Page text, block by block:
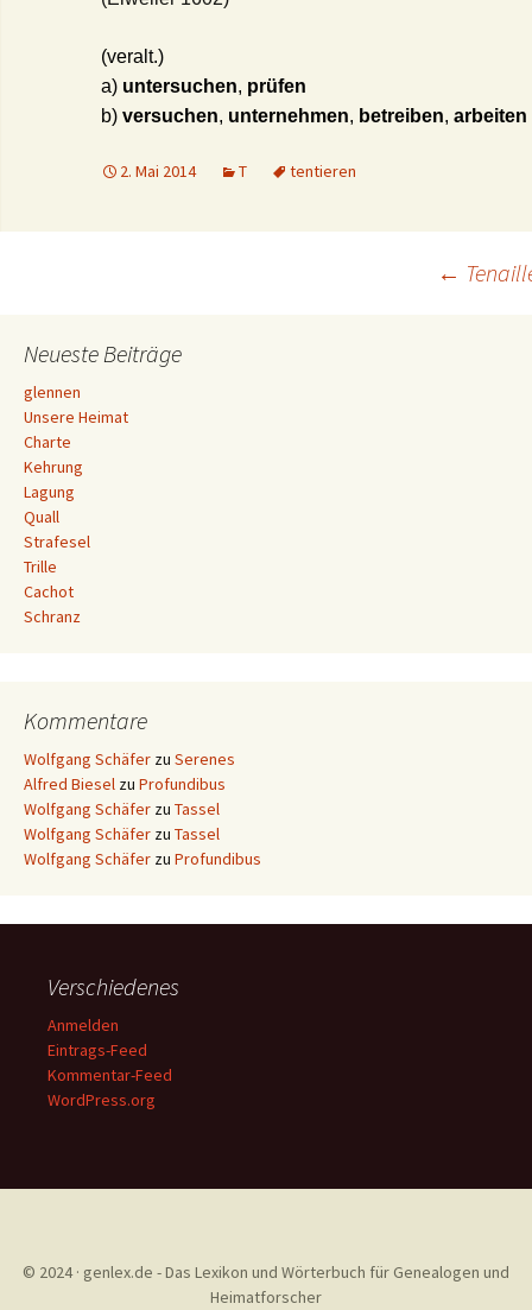
(veralt.)
a) untersuchen, prüfen
b) versuchen, unternehmen, betreiben, arbeiten
2. Mai 2014 T tentieren
Navigation
←
Neueste Beiträge
glennen
Unsere Heimat
Charte
Kehrung
Lagung
Quall
Strafesel
Trille
Cachot
Schranz
Kommentare
Wolfgang Schäfer zu Serenes
Alfred Biesel zu Profundibus
Wolfgang Schäfer zu Tassel
Wolfgang Schäfer zu Tassel
Wolfgang Schäfer zu Profundibus
Verschiedenes
Anmelden
Eintrags-Feed
Kommentar-Feed
WordPress.org
© 2024 · genlex.de - Das Lexikon und Wörterbuch für Genealogen und
Heimatforscher